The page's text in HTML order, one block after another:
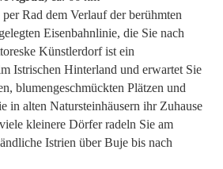
Rad dem Verlauf der berühmten
Eisenbahnlinie, die Sie nach
Künstlerdorf ist ein
Istrischen Hinterland und erwartet Sie
blumengeschmückten Plätzen und
in alten Natursteinhäusern ihr Zuhause
kleinere Dörfer radeln Sie am
Istrien über Buje bis nach